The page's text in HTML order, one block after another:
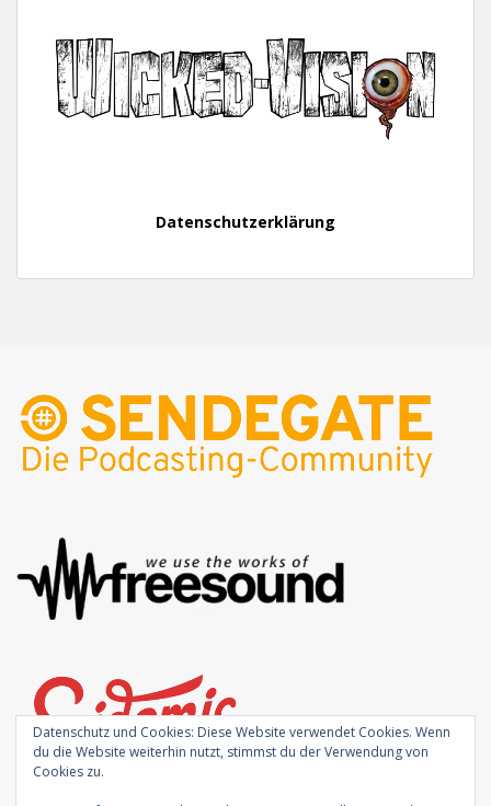
Datenschutzerklärung
Datenschutz und Cookies: Diese Website verwendet Cookies. Wenn
du die Website weiterhin nutzt, stimmst du der Verwendung von
Cookies zu.